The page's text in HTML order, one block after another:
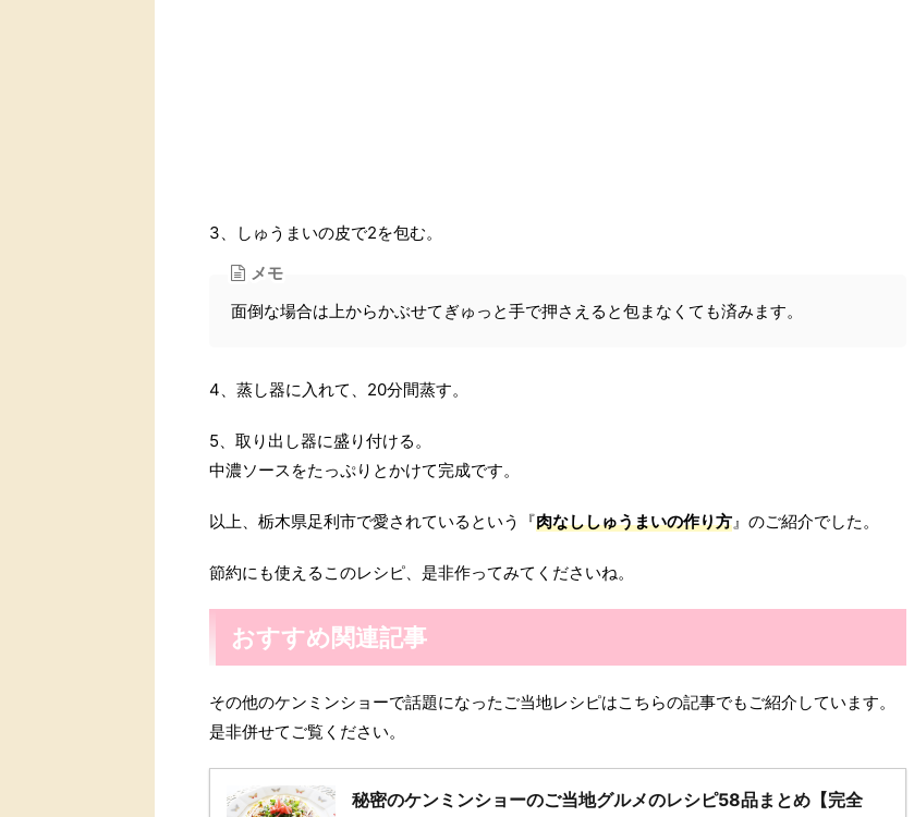
3、しゅうまいの皮で2を包む。
メモ
面倒な場合は上からかぶせてぎゅっと手で押さえると包まなくても済みます。
4、蒸し器に入れて、20分間蒸す。
5、取り出し器に盛り付ける。
中濃ソースをたっぷりとかけて完成です。
以上、栃木県足利市で愛されているという『肉なししゅうまいの作り方』のご紹介でした。
節約にも使えるこのレシピ、是非作ってみてくださいね。
おすすめ関連記事
その他のケンミンショーで話題になったご当地レシピはこちらの記事でもご紹介しています。
是非併せてご覧ください。
秘密のケンミンショーのご当地グルメのレシピ58品まとめ【完全